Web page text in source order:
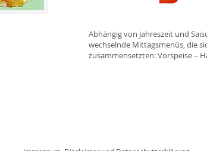
Abhängig von Jahreszeit und
wechselnde Mittagsmenüs, die
zusammensetzten: Vorspeise –